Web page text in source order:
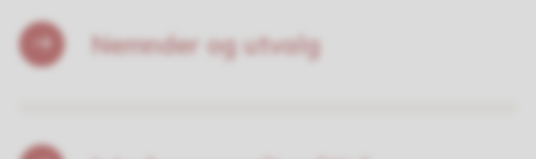
Nemnder og utvalg